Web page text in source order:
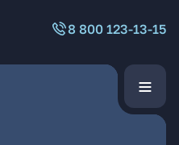
8 800 123-13-15